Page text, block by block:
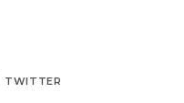
TWITTER